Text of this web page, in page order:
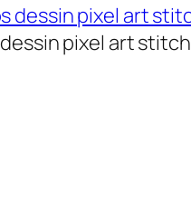
pixel art stitch